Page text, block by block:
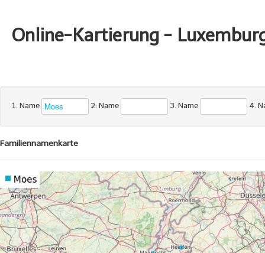
Online-Kartierung -
1. Name 2. Name 3. Name 4.
Familiennamenkarte